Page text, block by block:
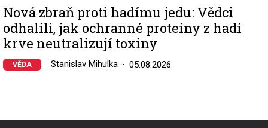
Nová zbraň proti hadímu jedu: Vědci
odhalili, jak ochranné proteiny z hadí
krve neutralizují toxiny
VĚDA Stanislav Mihulka 05.08.2026